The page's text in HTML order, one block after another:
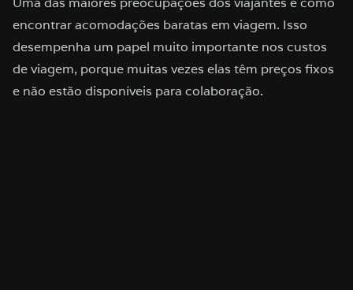
encontrar acomodações baratas em viagem. Isso
desempenha um papel muito importante nos custos
de viagem, porque muitas vezes elas têm preços fixos
e não estão disponíveis para colaboração.